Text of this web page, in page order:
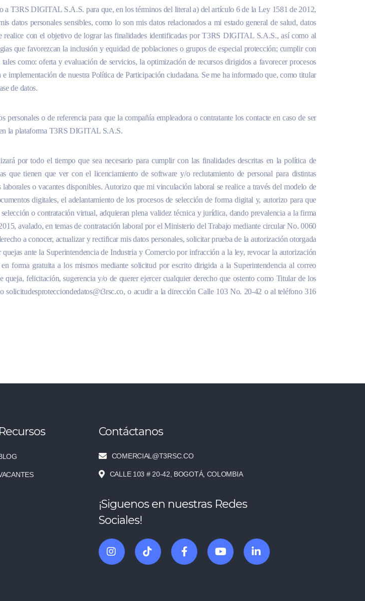
a T3RS DIGITAL S.A.S. para que, en los términos del literal a) del artículo 6 de la Ley 1581 de 2012,
datos personales sensibles, como lo son mis datos relacionados a mi estado general de salud, datos
con el objetivo de lograr las finalidades identificadas por T3RS DIGITAL S.A.S., así como al
que favorezcan la inclusión y equidad de poblaciones o grupos de especial protección; cumplir con
como: oferta y evaluación de servicios, la optimización de recursos dirigidos a favorecer procesos
implementación de nuestra Política de Participación ciudadana. Se me ha informado que, como titular
de datos.
o de referencia para que la compañía empleadora o contratante los contacte en caso de ser
en la plataforma T3RS DIGITAL S.A.S.
por todo el tiempo que sea necesario para cumplir con las finalidades descritas en la política de
que tienen que ver con el licenciamiento de software y/o reclutamiento de personal para distintas
o vacantes disponibles. Autorizo que mi vinculación laboral se realice a través del modelo de
digitales, el adelantamiento de los procesos de selección de forma digital y, autorizo para que
o contratación virtual, adquieran plena validez técnica y jurídica, dando prevalencia a la firma
avalado, en temas de contratación laboral por el Ministerio del Trabajo mediante circular No. 0060
a conocer, actualizar y rectificar mis datos personales, solicitar prueba de la autorización otorgada
ante la Superintendencia de Industria y Comercio por infracción a la ley, revocar la autorización
forma gratuita a los mismos mediante solicitud por escrito dirigida a la Superintendencia al correo
felicitación, sugerencia y/o de querer ejercer cualquier derecho que ostento como Titular de los
o acudir a la dirección Calle 103 No. 20-42 o al teléfono 316
Recursos Contáctanos
COMERCIAL@T3RSC.CO
CALLE 103 # 20-42, BOGOTÁ, COLOMBIA
¡Siguenos en nuestras Redes
Sociales!